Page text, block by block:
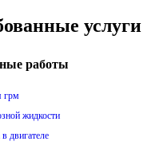
услуги
работы
грм
жидкости
двигателе